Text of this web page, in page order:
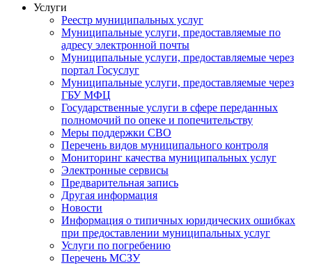
Услуги
Реестр муниципальных услуг
Муниципальные услуги, предоставляемые по
адресу электронной почты
Муниципальные услуги, предоставляемые через
портал Госуслуг
Муниципальные услуги, предоставляемые через
ГБУ МФЦ
Государственные услуги в сфере переданных
полномочий по опеке и попечительству
Меры поддержки СВО
Перечень видов муниципального контроля
Мониторинг качества муниципальных услуг
Электронные сервисы
Предварительная запись
Другая информация
Новости
Информация о типичных юридических ошибках
при предоставлении муниципальных услуг
Услуги по погребению
Перечень МСЗУ